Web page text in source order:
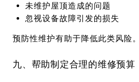
未维护屋顶造成的问题
忽视设备故障引发的损失
预防性维护有助于降低此类风险。
九、帮助制定合理的维修预算